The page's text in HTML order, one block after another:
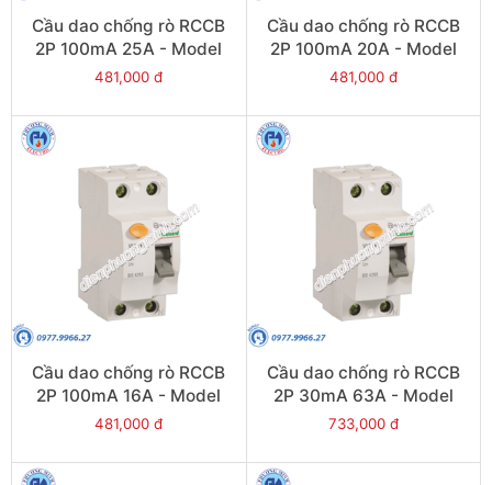
Cầu dao chống rò RCCB
2P 100mA 25A - Model
VLL45N/2025/100
481,000 đ
Cầu dao chống rò RCCB
2P 100mA 20A - Model
VLL45N/2020/100
481,000 đ
Cầu dao chống rò RCCB
2P 100mA 16A - Model
VLL45N/2016/100
481,000 đ
Cầu dao chống rò RCCB
2P 30mA 63A - Model
VLL45N/2063/030
733,000 đ